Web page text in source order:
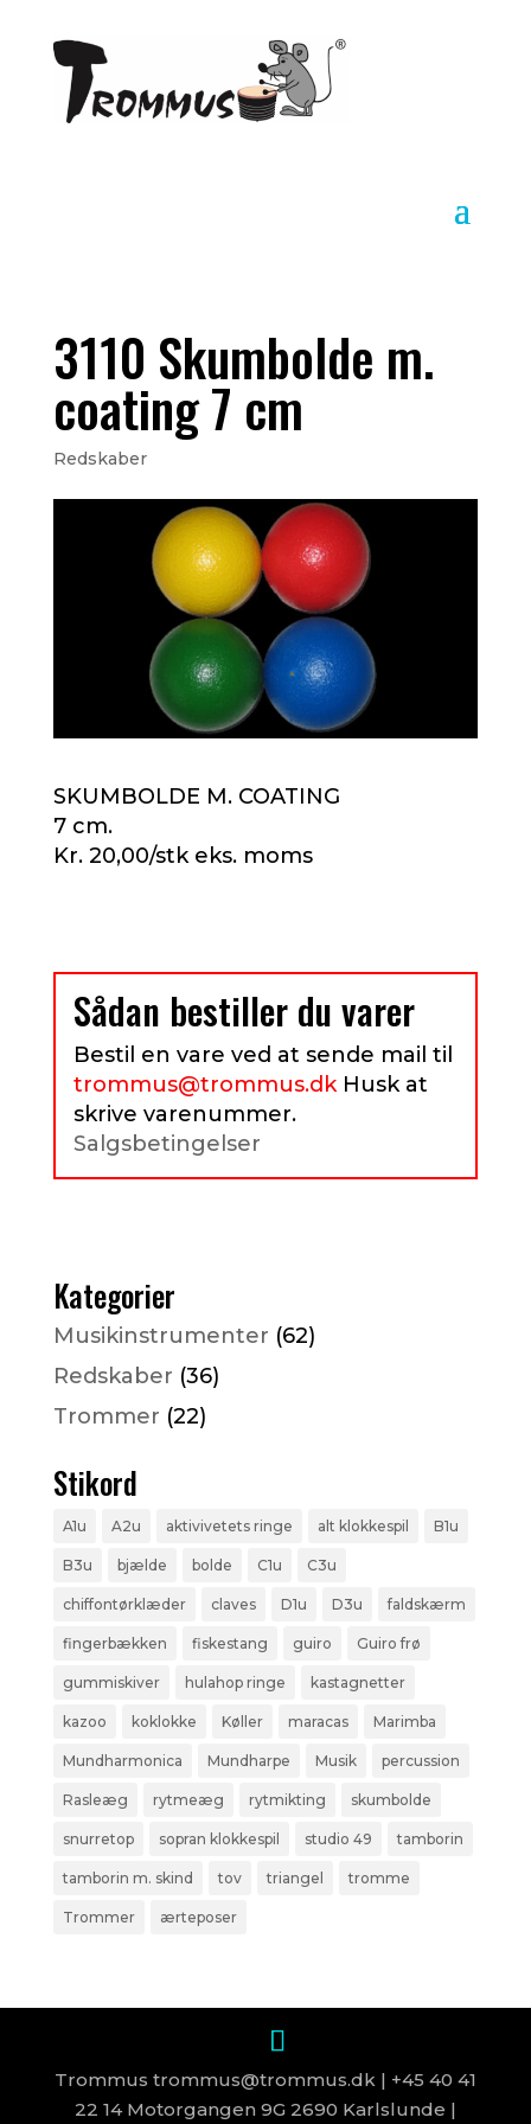
3110 Skumbolde m.
coating 7 cm
Redskaber
SKUMBOLDE M. COATING
7 cm.
Kr. 20,00/stk eks. moms
Sådan bestiller du varer
Bestil en vare ved at sende mail til
trommus@trommus.dkHusk at
skrive varenummer.
Salgsbetingelser
Kategorier
Musikinstrumenter (62)
Redskaber (36)
Trommer (22)
Stikord
A1u A2u aktivivetets ringe alt klokkespil B1u
B3u bjælde bolde C1u C3u
chiffontørklæder claves D1u D3u faldskærm
fingerbækken fiskestang guiro Guiro frø
gummiskiver hulahop ringe kastagnetter
kazoo koklokke Køller maracas Marimba
Mundharmonica Mundharpe Musik percussion
Rasleæg rytmeæg rytmikting skumbolde
snurretop sopran klokkespil studio 49 tamborin
tamborin m. skind tov triangel tromme
Trommer ærteposer
Trommus trommus@trommus.dk | +45 40 41
22 14 Motorgangen 9G 2690 Karlslunde |